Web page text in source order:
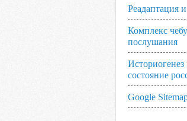
Реадаптация
Комплекс
послушания
состояние
Google